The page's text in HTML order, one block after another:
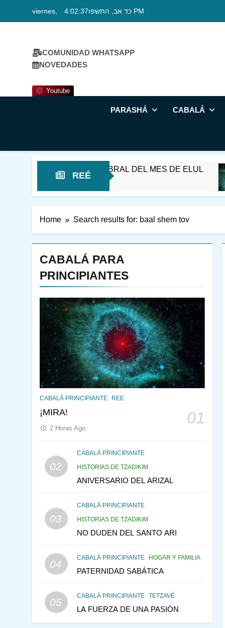
viernes, כד אב, התשפו 4:02:38 PM
COMUNIDAD WHATSAPP
NOVEDADES
Youtube
PARASHÁ CABALÁ
REÉ
– EN EL UMBRAL DEL MES DE ELUL
2
Home Search results for: baal shem tov
CABALÁ PARA
PRINCIPIANTES
CABALÁ PRINCIPIANTE REE
¡MIRA! 01
2 Horas Ago
02
CABALÁ PRINCIPIANTE
HISTORIAS DE TZADIKIM
ANIVERSARIO DEL ARIZAL
03
CABALÁ PRINCIPIANTE
HISTORIAS DE TZADIKIM
NO DUDEN DEL SANTO ARI
04
CABALÁ PRINCIPIANTE HOGAR Y FAMILIA
PATERNIDAD SABÁTICA
05
CABALÁ PRINCIPIANTE TETZAVÉ
LA FUERZA DE UNA PASIÓN
¿QUIÉN ES SABIO? EL
CABALÁ Y JASIDUT: EL
CONSEJO DE LOS
PADRES
PENSAMIENTO JUDÍO
146
DEL TEMPLO Y LA
ALEGRÍA EN MEDIO DE
MES DE MENAJEM AV
147
VEAMOS ¿POR QUÉ
DE LAS MUJERES
PENSAMIENTO JUDÍO
1